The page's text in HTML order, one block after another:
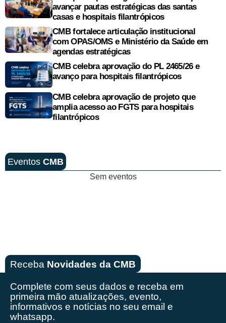
avançar pautas estratégicas das santas
casas e hospitais filantrópicos
CMB fortalece articulação institucional
com OPAS/OMS e Ministério da Saúde em
agendas estratégicas
CMB celebra aprovação do PL 2465/26 e
avanço para hospitais filantrópicos
CMB celebra aprovação de projeto que
amplia acesso ao FGTS para hospitais
filantrópicos
Eventos CMB
Sem eventos
Receba Novidades da CMB
Complete com seus dados e receba em
primeira mão atualizações, evento,
informativos e notícias no seu email e
whatsapp.